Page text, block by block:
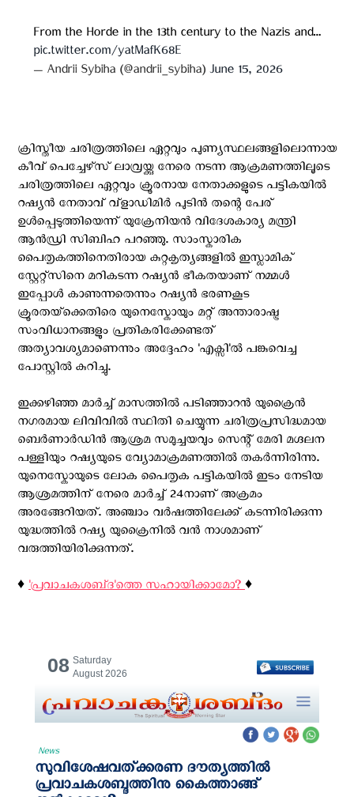
From the Horde in the 13th century to the Nazis and…
pic.twitter.com/yatMafK68E
— Andrii Sybiha (@andrii_sybiha) June 15, 2026
ക്രിസ്തീയ ചരിത്രത്തിലെ ഏറ്റവും പുണ്യസ്ഥലങ്ങളിലൊന്നായ
കീവ് പെച്ചേഴ്‌സ് ലാവ്രയ്ക്കു നേരെ നടന്ന ആക്രമണത്തിലൂടെ
ചരിത്രത്തിലെ ഏറ്റവും ക്രൂരനായ നേതാക്കളുടെ പട്ടികയിൽ
റഷ്യൻ നേതാവ് വ്‌ളാഡിമിർ പുടിൻ തന്റെ പേര്
ഉൾപ്പെടുത്തിയെന്ന് യുക്രേനിയൻ വിദേശകാര്യ മന്ത്രി
ആൻഡ്രി സിബിഹ പറഞ്ഞു. സാംസ്കാരിക
പൈതൃകത്തിനെതിരായ കുറ്റകൃത്യങ്ങളിൽ ഇസ്ലാമിക്
സ്റ്റേറ്റ്സിനെ മറികടന്ന റഷ്യൻ ഭീകതയാണ് നമ്മൾ
ഇപ്പോൾ കാണുന്നതെന്നും റഷ്യന്‍ ഭരണകൂട
ക്രൂരതയ്‌ക്കെതിരെ യുനെസ്കോയും മറ്റ് അന്താരാഷ്ട്ര
സംവിധാനങ്ങളും പ്രതികരിക്കേണ്ടത്
അത്യാവശ്യമാണെന്നും അദ്ദേഹം 'എക്സി'ല്‍ പങ്കുവെച്ച
പോസ്റ്റില്‍ കുറിച്ചു.
ഇക്കഴിഞ്ഞ മാര്‍ച്ച് മാസത്തില്‍ പടിഞ്ഞാറൻ യുക്രൈന്‍
നഗരമായ ലിവിവില്‍ സ്ഥിതി ചെയ്യുന്ന ചരിത്രപ്രസിദ്ധമായ
ബെർണാർഡിൻ ആശ്രമ സമുച്ചയവും സെന്റ് മേരി മഗ്ദലന
പള്ളിയും റഷ്യയുടെ വ്യോമാക്രമണത്തിൽ തകർന്നിരിന്നു.
യുനെസ്കോയുടെ ലോക പൈതൃക പട്ടികയില്‍ ഇടം നേടിയ
ആശ്രമത്തിന് നേരെ മാർച്ച് 24നാണ് അക്രമം
അരങ്ങേറിയത്. അഞ്ചാം വർഷത്തിലേക്ക് കടന്നിരിക്കുന്ന
യുദ്ധത്തില്‍ റഷ്യ യുക്രൈനില്‍ വന്‍ നാശമാണ്
വരുത്തിയിരിക്കുന്നത്.
♦️ 'പ്രവാചകശബ്‌ദ'ത്തെ സഹായിക്കാമോ?♦️